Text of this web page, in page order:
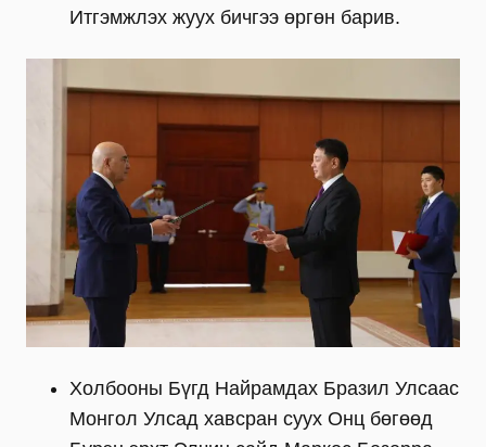
Итгэмжлэх жуух бичгээ өргөн барив.
Холбооны Бүгд Найрамдах Бразил Улсаас
Монгол Улсад хавсран суух Онц бөгөөд